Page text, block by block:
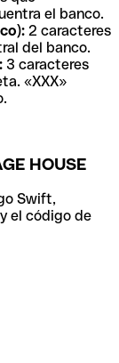
el banco.
2 caracteres
del banco.
3 caracteres
«XXX»
HOUSE
Swift,
el código de